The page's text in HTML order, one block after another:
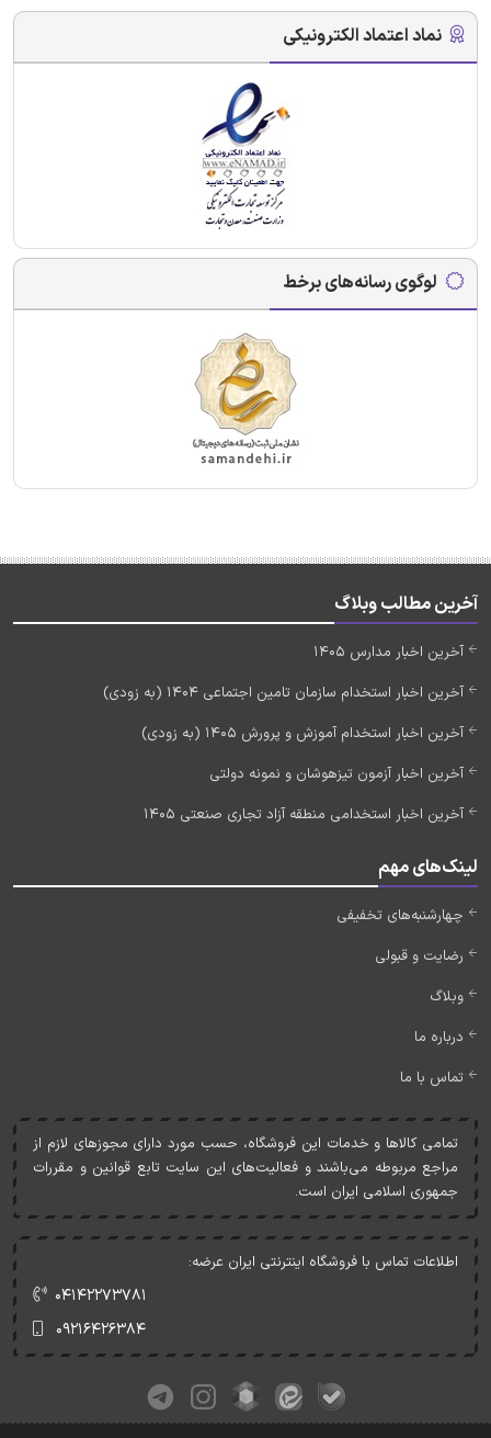
نماد اعتماد الکترونیکی
لوگوی رسانه‌های برخط
آخرین مطالب وبلاگ
آخرین اخبار مدارس 1405
آخرین اخبار استخدام سازمان تامین اجتماعی 1404 (به زودی)
آخرین اخبار استخدام آموزش و پرورش 1405 (به زودی)
آخرین اخبار آزمون تیزهوشان و نمونه دولتی
آخرین اخبار استخدامی منطقه آزاد تجاری صنعتی 1405
لینک‌های مهم
چهارشنبه‌های تخفیفی
رضایت و قبولی
وبلاگ
درباره ما
تماس با ما
تمامی کالاها و خدمات اين فروشگاه، حسب مورد دارای مجوزهای لازم از
مراجع مربوطه می‌باشند و فعاليت‌های اين سايت تابع قوانين و مقررات
جمهوری اسلامی ايران است.
اطلاعات تماس با فروشگاه اینترنتی ایران عرضه:
۰۴۱۴۲۲۷۳۷۸۱
۰۹۲۱۶۴۲۶۳۸۴